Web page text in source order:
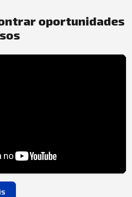
oportunidades